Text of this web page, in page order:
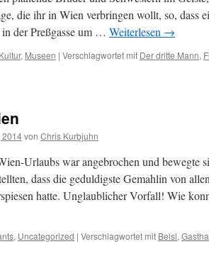
die ihr in Wien verbringen wollt, so, dass
der Preßgasse um … Weiterlesen →
, Museen | Verschlagwortet mit Der dritte Mann,
2014von Chris Kurbjuhn
Urlaubs war angebrochen und bewegte
dass die geduldigste Gemahlin von
hatte. Unglaublicher Vorfall! Wie
, Uncategorized | Verschlagwortet mit Beisl,